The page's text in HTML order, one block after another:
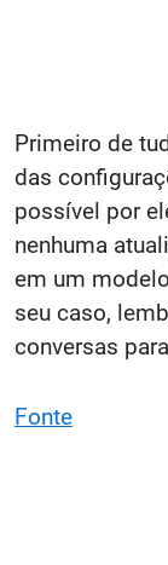
Primeiro de
das
possível por
nenhuma
em um
seu caso,
conversas
Fonte